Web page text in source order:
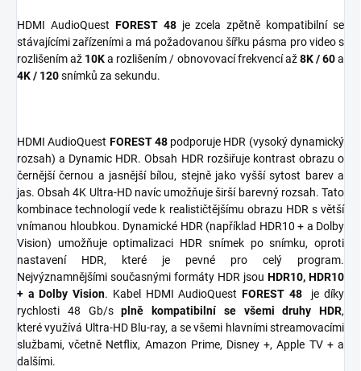
HDMI AudioQuest FOREST 48je zcela zpětně kompatibilní se
stávajícími zařízeními a má požadovanou šířku pásma pro video s
rozlišením až 10Ka rozlišením / obnovovací frekvencí až8K / 60a
4K / 120snímků za sekundu.
HDMI AudioQuest FOREST 48podporuje HDR (vysoký dynamický
rozsah) a Dynamic HDR. Obsah HDR rozšiřuje kontrast obrazu o
černější černou a jasnější bílou, stejně jako vyšší sytost barev a
jas. Obsah 4K Ultra-HD navíc umožňuje širší barevný rozsah. Tato
kombinace technologií vede k realističtějšímu obrazu HDR s větší
vnímanou hloubkou. Dynamické HDR (například HDR10 + a Dolby
Vision) umožňuje optimalizaci HDR snímek po snímku, oproti
nastavení HDR, které je pevné pro celý program.
Nejvýznamnějšími současnými formáty HDR jsou HDR10, HDR10
+ a Dolby Vision. Kabel HDMI AudioQuestFOREST 48
je díky
rychlosti 48 Gb/splně kompatibilní se všemi druhy HDR,
které využívá Ultra-HD Blu-ray, a se všemi hlavními streamovacími
službami, včetně Netflix, Amazon Prime, Disney +, Apple TV + a
dalšími.